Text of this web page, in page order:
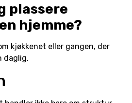
plassere
hjemme?
kjøkkenet eller gangen, der
daglig.